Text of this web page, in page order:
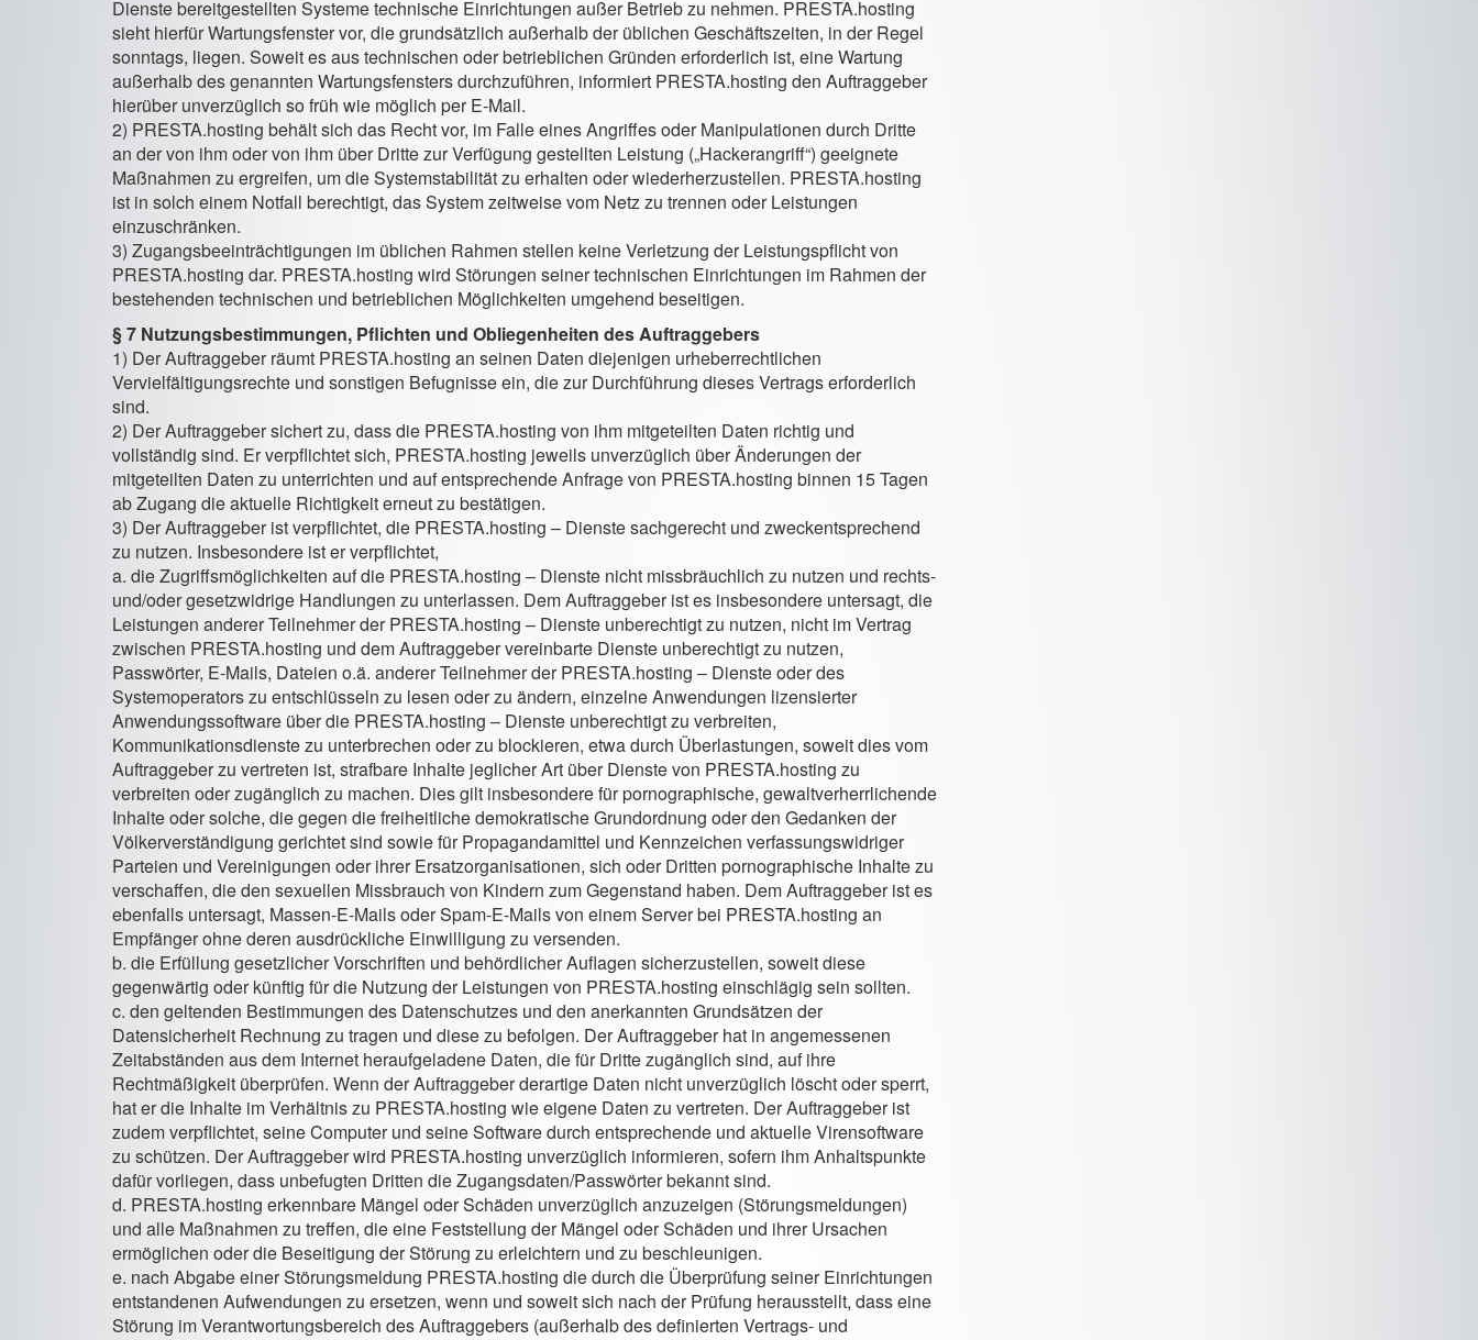
Dienste bereitgestellten Systeme technische Einrichtungen außer Betrieb zu nehmen. PRESTA.hosting
sieht hierfür Wartungsfenster vor, die grundsätzlich außerhalb der üblichen Geschäftszeiten, in der Regel
sonntags, liegen. Soweit es aus technischen oder betrieblichen Gründen erforderlich ist, eine Wartung
außerhalb des genannten Wartungsfensters durchzuführen, informiert PRESTA.hosting den Auftraggeber
hierüber unverzüglich so früh wie möglich per E-Mail.
2) PRESTA.hosting behält sich das Recht vor, im Falle eines Angriffes oder Manipulationen durch Dritte
an der von ihm oder von ihm über Dritte zur Verfügung gestellten Leistung („Hackerangriff“) geeignete
Maßnahmen zu ergreifen, um die Systemstabilität zu erhalten oder wiederherzustellen. PRESTA.hosting
ist in solch einem Notfall berechtigt, das System zeitweise vom Netz zu trennen oder Leistungen
einzuschränken.
3) Zugangsbeeinträchtigungen im üblichen Rahmen stellen keine Verletzung der Leistungspflicht von
PRESTA.hosting dar. PRESTA.hosting wird Störungen seiner technischen Einrichtungen im Rahmen der
bestehenden technischen und betrieblichen Möglichkeiten umgehend beseitigen.
§ 7 Nutzungsbestimmungen, Pflichten und Obliegenheiten des Auftraggebers
1) Der Auftraggeber räumt PRESTA.hosting an seinen Daten diejenigen urheberrechtlichen
Vervielfältigungsrechte und sonstigen Befugnisse ein, die zur Durchführung dieses Vertrags erforderlich
sind.
2) Der Auftraggeber sichert zu, dass die PRESTA.hosting von ihm mitgeteilten Daten richtig und
vollständig sind. Er verpflichtet sich, PRESTA.hosting jeweils unverzüglich über Änderungen der
mitgeteilten Daten zu unterrichten und auf entsprechende Anfrage von PRESTA.hosting binnen 15 Tagen
ab Zugang die aktuelle Richtigkeit erneut zu bestätigen.
3) Der Auftraggeber ist verpflichtet, die PRESTA.hosting – Dienste sachgerecht und zweckentsprechend
zu nutzen. Insbesondere ist er verpflichtet,
a. die Zugriffsmöglichkeiten auf die PRESTA.hosting – Dienste nicht missbräuchlich zu nutzen und rechts-
und/oder gesetzwidrige Handlungen zu unterlassen. Dem Auftraggeber ist es insbesondere untersagt, die
Leistungen anderer Teilnehmer der PRESTA.hosting – Dienste unberechtigt zu nutzen, nicht im Vertrag
zwischen PRESTA.hosting und dem Auftraggeber vereinbarte Dienste unberechtigt zu nutzen,
Passwörter, E-Mails, Dateien o.ä. anderer Teilnehmer der PRESTA.hosting – Dienste oder des
Systemoperators zu entschlüsseln zu lesen oder zu ändern, einzelne Anwendungen lizensierter
Anwendungssoftware über die PRESTA.hosting – Dienste unberechtigt zu verbreiten,
Kommunikationsdienste zu unterbrechen oder zu blockieren, etwa durch Überlastungen, soweit dies vom
Auftraggeber zu vertreten ist, strafbare Inhalte jeglicher Art über Dienste von PRESTA.hosting zu
verbreiten oder zugänglich zu machen. Dies gilt insbesondere für pornographische, gewaltverherrlichende
Inhalte oder solche, die gegen die freiheitliche demokratische Grundordnung oder den Gedanken der
Völkerverständigung gerichtet sind sowie für Propagandamittel und Kennzeichen verfassungswidriger
Parteien und Vereinigungen oder ihrer Ersatzorganisationen, sich oder Dritten pornographische Inhalte zu
verschaffen, die den sexuellen Missbrauch von Kindern zum Gegenstand haben. Dem Auftraggeber ist es
ebenfalls untersagt, Massen-E-Mails oder Spam-E-Mails von einem Server bei PRESTA.hosting an
Empfänger ohne deren ausdrückliche Einwilligung zu versenden.
b. die Erfüllung gesetzlicher Vorschriften und behördlicher Auflagen sicherzustellen, soweit diese
gegenwärtig oder künftig für die Nutzung der Leistungen von PRESTA.hosting einschlägig sein sollten.
c. den geltenden Bestimmungen des Datenschutzes und den anerkannten Grundsätzen der
Datensicherheit Rechnung zu tragen und diese zu befolgen. Der Auftraggeber hat in angemessenen
Zeitabständen aus dem Internet heraufgeladene Daten, die für Dritte zugänglich sind, auf ihre
Rechtmäßigkeit überprüfen. Wenn der Auftraggeber derartige Daten nicht unverzüglich löscht oder sperrt,
hat er die Inhalte im Verhältnis zu PRESTA.hosting wie eigene Daten zu vertreten. Der Auftraggeber ist
zudem verpflichtet, seine Computer und seine Software durch entsprechende und aktuelle Virensoftware
zu schützen. Der Auftraggeber wird PRESTA.hosting unverzüglich informieren, sofern ihm Anhaltspunkte
dafür vorliegen, dass unbefugten Dritten die Zugangsdaten/Passwörter bekannt sind.
d. PRESTA.hosting erkennbare Mängel oder Schäden unverzüglich anzuzeigen (Störungsmeldungen)
und alle Maßnahmen zu treffen, die eine Feststellung der Mängel oder Schäden und ihrer Ursachen
ermöglichen oder die Beseitigung der Störung zu erleichtern und zu beschleunigen.
e. nach Abgabe einer Störungsmeldung PRESTA.hosting die durch die Überprüfung seiner Einrichtungen
entstandenen Aufwendungen zu ersetzen, wenn und soweit sich nach der Prüfung herausstellt, dass eine
Störung im Verantwortungsbereich des Auftraggebers (außerhalb des definierten Vertrags- und